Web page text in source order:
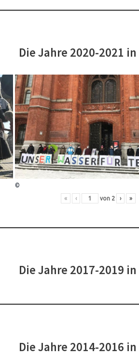
Die Jahre 2020-2021
©
« ‹ von 2 › »
Die Jahre 2017-2019
Die Jahre 2014-2016